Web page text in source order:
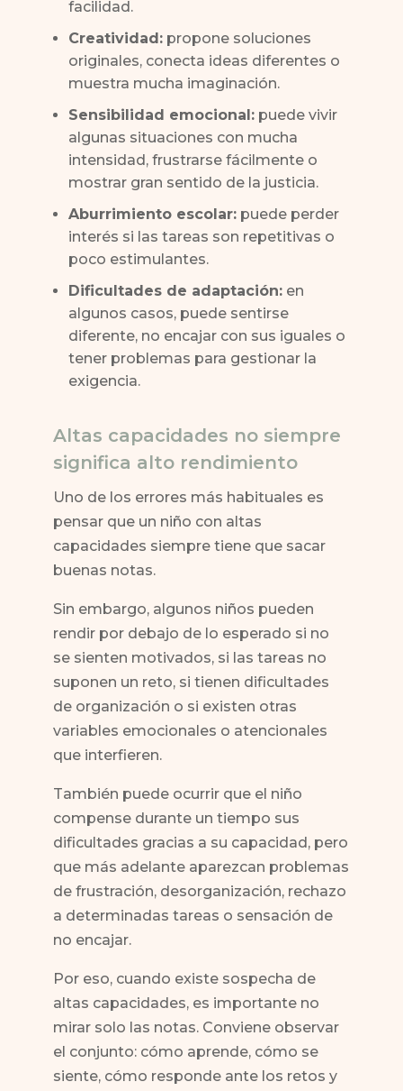
facilidad.
Creatividad:propone soluciones
originales, conecta ideas diferentes o
muestra mucha imaginación.
Sensibilidad emocional:puede vivir
algunas situaciones con mucha
intensidad, frustrarse fácilmente o
mostrar gran sentido de la justicia.
Aburrimiento escolar:puede perder
interés si las tareas son repetitivas o
poco estimulantes.
Dificultades de adaptación:en
algunos casos, puede sentirse
diferente, no encajar con sus iguales o
tener problemas para gestionar la
exigencia.
Altas capacidades no siempre
significa alto rendimiento
Uno de los errores más habituales es
pensar que un niño con altas
capacidades siempre tiene que sacar
buenas notas.
Sin embargo, algunos niños pueden
rendir por debajo de lo esperado si no
se sienten motivados, si las tareas no
suponen un reto, si tienen dificultades
de organización o si existen otras
variables emocionales o atencionales
que interfieren.
También puede ocurrir que el niño
compense durante un tiempo sus
dificultades gracias a su capacidad, pero
que más adelante aparezcan problemas
de frustración, desorganización, rechazo
a determinadas tareas o sensación de
no encajar.
Por eso, cuando existe sospecha de
altas capacidades, es importante no
mirar solo las notas. Conviene observar
el conjunto: cómo aprende, cómo se
siente, cómo responde ante los retos y